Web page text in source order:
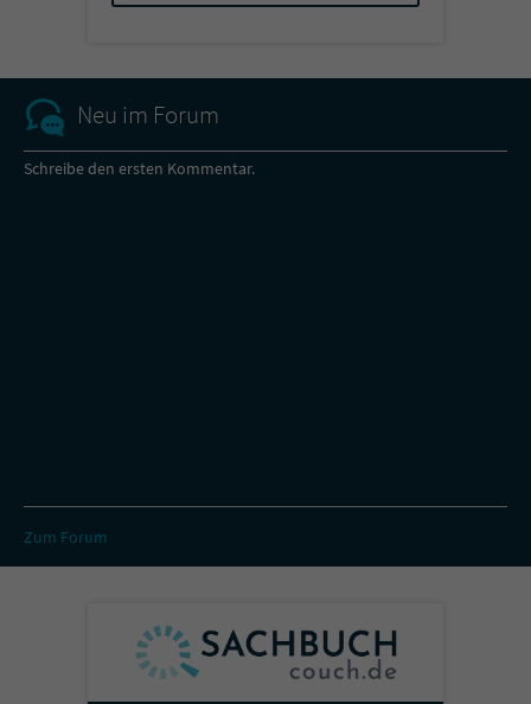
Neu im Forum
Schreibe den ersten Kommentar.
Zum Forum